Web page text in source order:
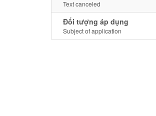
Text canceled
Đối tượng áp dụng
Subject of application